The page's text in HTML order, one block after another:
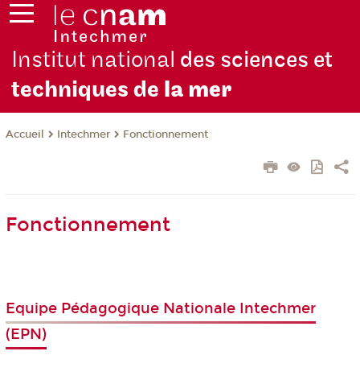
Institut national des sciences et
techniques de la mer
Accueil Intechmer Fonctionnement
Fonctionnement
Equipe Pédagogique Nationale Intechmer
(EPN)